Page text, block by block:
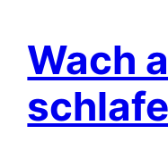
Wach